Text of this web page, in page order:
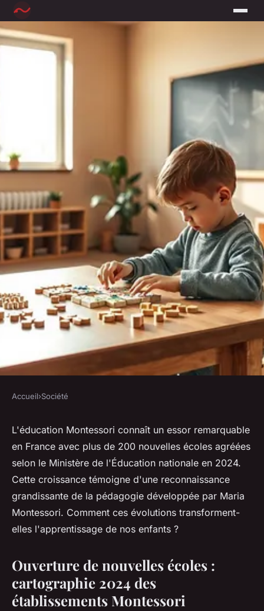
Actualité éducation
montessori : une approche
moderne en 2024
Laure•13 février 2026•7 min de lecture
Accueil›Société
L'éducation Montessori connaît un essor remarquable
en France avec plus de 200 nouvelles écoles agréées
selon le Ministère de l'Éducation nationale en 2024.
Cette croissance témoigne d'une reconnaissance
grandissante de la pédagogie développée par Maria
Montessori. Comment ces évolutions transforment-
elles l'apprentissage de nos enfants ?
Ouverture de nouvelles écoles :
cartographie 2024 des
établissements Montessori